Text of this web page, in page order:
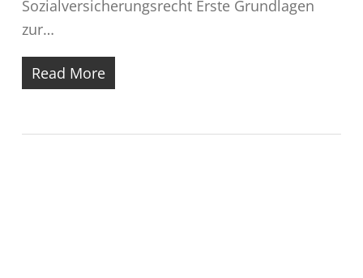
Sozialversicherungsrecht Erste Grundlagen
zur…
Read More